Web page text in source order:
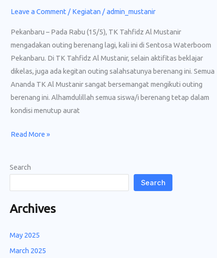
Leave a Comment / Kegiatan /admin_mustanir
Pekanbaru – Pada Rabu (15/5), TK Tahfidz Al Mustanir
mengadakan outing berenang lagi, kali ini di Sentosa Waterboom
Pekanbaru. Di TK Tahfidz Al Mustanir, selain aktifitas beklajar
dikelas, juga ada kegitan outing salahsatunya berenang ini. Semua
Ananda TK Al Mustanir sangat bersemangat mengikuti outing
berenang ini. Alhamdulillah semua siswa/i berenang tetap dalam
kondisi menutup aurat
di
Tahfidz
Al
Mustanir
Read More »
Search
Search
Archives
May 2025
March 2025